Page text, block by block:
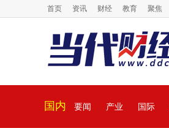
首页 资讯 财经 教育 聚焦
国内 要闻 产业 国际